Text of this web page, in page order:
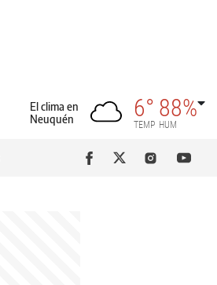
El clima en
Neuquén
6°
TEMP
88%
HUM